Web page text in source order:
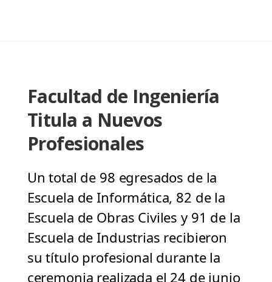
Facultad de Ingeniería
Titula a Nuevos
Profesionales
Un total de 98 egresados de la
Escuela de Informática, 82 de la
Escuela de Obras Civiles y 91 de la
Escuela de Industrias recibieron
su título profesional durante la
ceremonia realizada el 24 de junio